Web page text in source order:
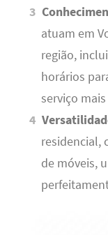
atuam em
região,
horários
serviço
residencial,
de móveis,